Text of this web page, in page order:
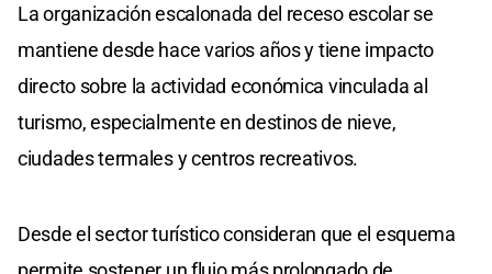
La organización escalonada del receso escolar se
mantiene desde hace varios años y tiene impacto
directo sobre la actividad económica vinculada al
turismo, especialmente en destinos de nieve,
ciudades termales y centros recreativos.
Desde el sector turístico consideran que el esquema